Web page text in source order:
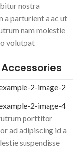
nostra
a parturient a ac ut
nam molestie
volutpat
porttitor
ad adipiscing id a
suspendisse